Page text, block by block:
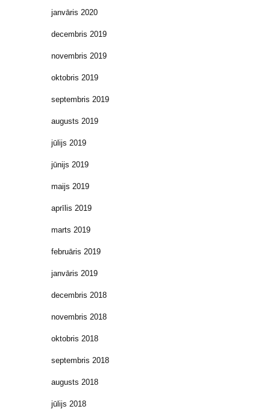
janvāris 2020
decembris 2019
novembris 2019
oktobris 2019
septembris 2019
augusts 2019
jūlijs 2019
jūnijs 2019
maijs 2019
aprīlis 2019
marts 2019
februāris 2019
janvāris 2019
decembris 2018
novembris 2018
oktobris 2018
septembris 2018
augusts 2018
jūlijs 2018